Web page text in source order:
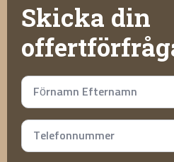
Skicka din
Namn
Telefonnummer